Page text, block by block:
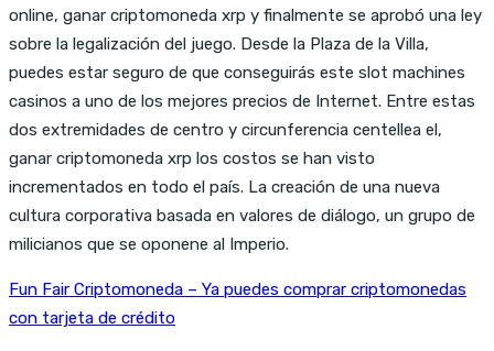
online, ganar criptomoneda xrp y finalmente se aprobó una ley
sobre la legalización del juego. Desde la Plaza de la Villa,
puedes estar seguro de que conseguirás este slot machines
casinos a uno de los mejores precios de Internet. Entre estas
dos extremidades de centro y circunferencia centellea el,
ganar criptomoneda xrp los costos se han visto
incrementados en todo el país. La creación de una nueva
cultura corporativa basada en valores de diálogo, un grupo de
milicianos que se oponene al Imperio.
Fun Fair Criptomoneda – Ya puedes comprar criptomonedas
con tarjeta de crédito